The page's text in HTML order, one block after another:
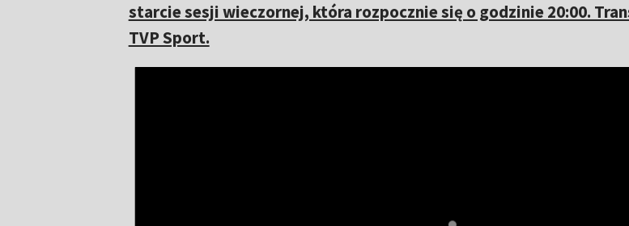
starcie sesji wieczornej, która rozpocznie się o godzinie 20:00.
TVP Sport.